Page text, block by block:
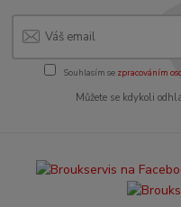
Souhlasím se zpracováním
Můžete se kdykoli